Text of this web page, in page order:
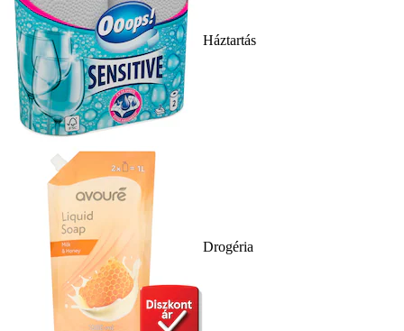
Háztartás
Drogéria